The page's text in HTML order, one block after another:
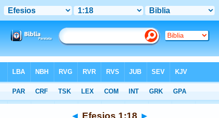
>Efesios Capítulo 1 > Verso 18
◄ Efesios 1:18 ►